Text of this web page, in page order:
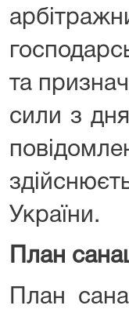
та
сили з
України.
План
План